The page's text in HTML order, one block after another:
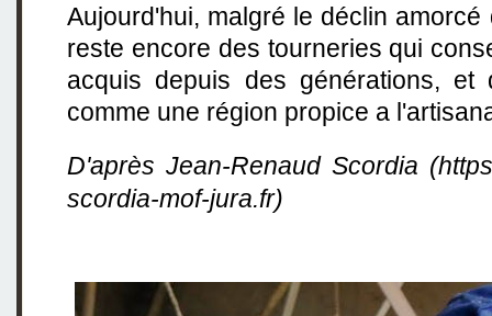
Aujourd'hui, malgré le déclin
reste encore des tourneries qui
acquis depuis des générations, et
comme une région propice a
D'après Jean-Renaud Scordia
scordia-mof-jura.fr)